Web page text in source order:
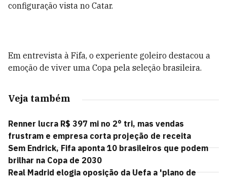
configuração vista no Catar.
Em entrevista à Fifa, o experiente goleiro destacou a
emoção de viver uma Copa pela seleção brasileira.
Veja também
Renner lucra R$ 397 mi no 2° tri, mas vendas
frustram e empresa corta projeção de receita
Sem Endrick, Fifa aponta 10 brasileiros que podem
brilhar na Copa de 2030
Real Madrid elogia oposição da Uefa a 'plano de